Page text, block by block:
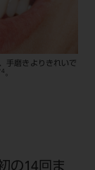
手磨きよりきれいで
*4 。